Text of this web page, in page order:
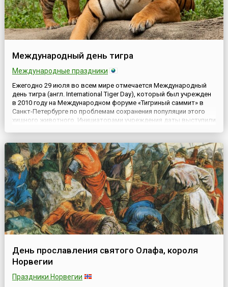
Международный день тигра
Международные праздники
Ежегодно 29 июля во всем мире отмечается Международный
день тигра (англ. International Tiger Day), который был учрежден
в 2010 году на Международном форуме «Тигриный саммит» в
Санкт-Петербурге по проблемам сохранения популяции этого
хищного животного. Инициаторами учреждения даты выступили
День прославления святого Олафа, короля
Норвегии
Праздники Норвегии